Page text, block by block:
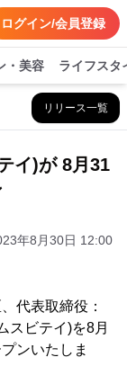
ログイン/会員登録
・美容 ライフスタ
リリース一覧
イ)が 8月31
年8月30日 12:00
代表取締役：
スビテイ)を8月
ンいたしま